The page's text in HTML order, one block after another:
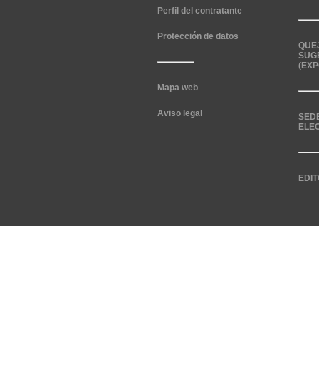
Perfil del contratante
Protección de datos
Mapa web
Aviso legal